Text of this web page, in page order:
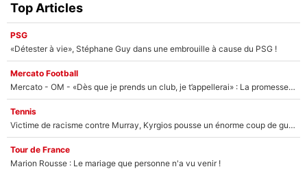
Top Articles
PSG
«Détester à vie», Stéphane Guy dans une embrouille à cause du PSG !
Mercato Football
Mercato - OM - «Dès que je prends un club, je t’appellerai» : La promesse de Marcelino au moment de claquer la porte
Tennis
Victime de racisme contre Murray, Kyrgios pousse un énorme coup de gueule !
Tour de France
Marion Rousse : Le mariage que personne n'a vu venir !